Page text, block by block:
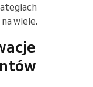
wiele.